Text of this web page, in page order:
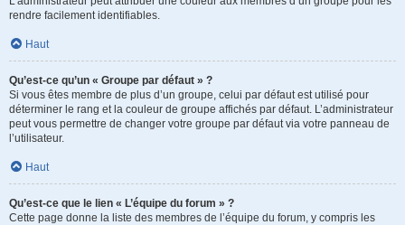
rendre facilement identifiables.
Haut
Qu’est-ce qu’un « Groupe par défaut » ?
Si vous êtes membre de plus d’un groupe, celui par défaut est utilisé pour
déterminer le rang et la couleur de groupe affichés par défaut. L’administrateur
peut vous permettre de changer votre groupe par défaut via votre panneau de
l’utilisateur.
Haut
Qu’est-ce que le lien « L’équipe du forum » ?
Cette page donne la liste des membres de l’équipe du forum, y compris les